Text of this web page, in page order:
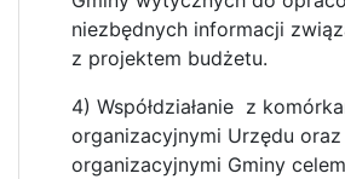
niezbędnych informacji
z projektem budżetu.
4) Współdziałanie z
organizacyjnymi Urzędu
organizacyjnymi Gminy